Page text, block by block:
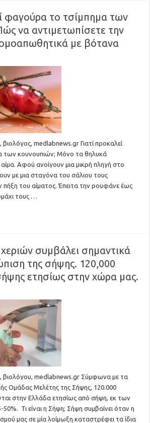
φαγούρα το τσίμπημα των
να αντιμετωπίσετε την
με βότανα
βιολόγος, medlabnews.gr Γιατί προκαλεί
των κουνουπιών; Μόνο τα θηλυκά
Αφού ανοίγουν μια μικρή πληγή στο
με μια σταγόνα του σάλιου τους
πήξη του αίματος. Έπειτα την ρουφάνε έως
τους …
συμβάλει σημαντικά
της σήψης. 120,000
ετησίως στην χώρα μας.
βιολόγου, medlabnews.gr Σύμφωνα με τα
Ομάδας Μελέτης της Σήψης, 120.000
στην Ελλάδα ετησίως από σήψη, εκ των
50%. Τι είναι η Σήψη; Σήψη συμβαίνει όταν η
μας σε μία λοίμωξη καταστρέφει τα ίδια